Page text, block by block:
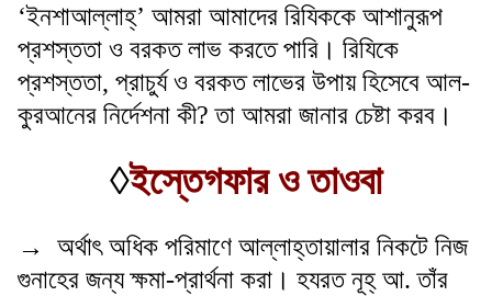
‘ইনশাআল্লাহ্’ আমরা আমাদের রিযিককে আশানুরূপ
প্রশস্ততা ও বরকত লাভ করতে পারি। রিযিকে
প্রশস্ততা, প্রাচুর্য ও বরকত লাভের উপায় হিসেবে আল-
কুরআনের নির্দেশনা কী? তা আমরা জানার চেষ্টা করব।
◊ইস্তেগফার ও তাওবা
→ অর্থাৎ অধিক পরিমাণে আল্লাহ্তায়ালার নিকটে নিজ
গুনাহের জন্য ক্ষমা-প্রার্থনা করা। হযরত নূহ্ আ. তাঁর